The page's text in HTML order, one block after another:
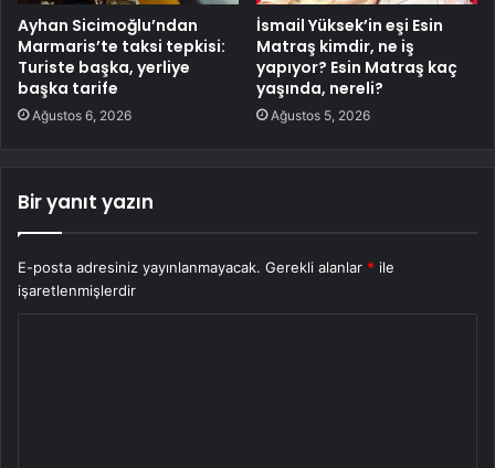
Ayhan Sicimoğlu’ndan
Marmaris’te taksi tepkisi:
Turiste başka, yerliye
başka tarife
Ağustos 6, 2026
İsmail Yüksek’in eşi Esin
Matraş kimdir, ne iş
yapıyor? Esin Matraş kaç
yaşında, nereli?
Ağustos 5, 2026
Bir yanıt yazın
E-posta adresiniz yayınlanmayacak. Gerekli alanlar * ile
işaretlenmişlerdir